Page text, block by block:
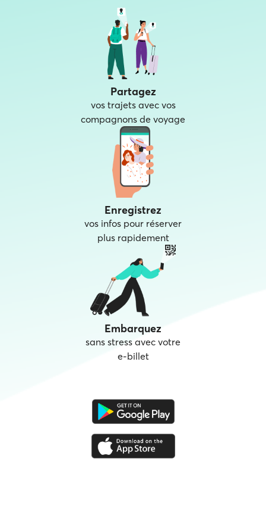
Partagez
vos trajets avec vos
compagnons de voyage
Enregistrez
vos infos pour réserver
plus rapidement
Embarquez
sans stress avec votre
e‑billet